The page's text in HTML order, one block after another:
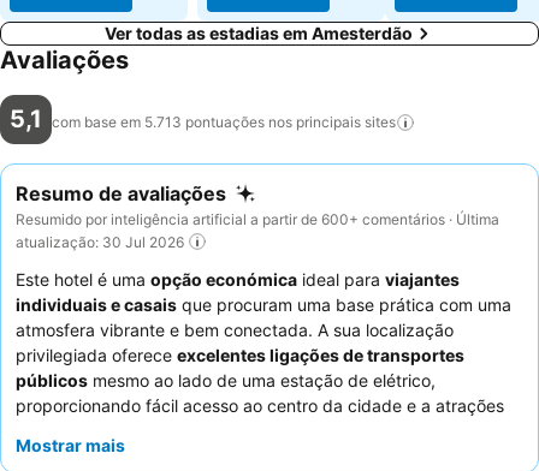
Ver todas as estadias em Amesterdão
Avaliações
5,1 com base em 5.713 pontuações nos principais sites
Resumo de avaliações
Resumido por inteligência artificial a partir de 600+ comentários · Última
atualização: 30 Jul 2026
Este hotel é uma opção económica ideal para viajantes
individuais e casais que procuram uma base prática com uma
atmosfera vibrante e bem conectada. A sua localização
privilegiada oferece excelentes ligações de transportes
públicos mesmo ao lado de uma estação de elétrico,
proporcionando fácil acesso ao centro da cidade e a atrações
diretamente no hotel é uma comodidade chave, perfeita para
Mostrar mais